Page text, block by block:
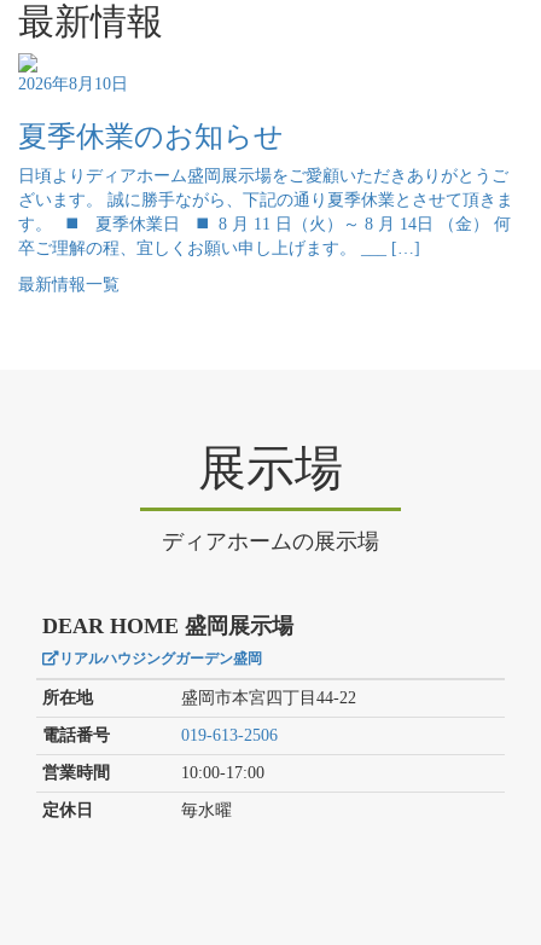
最新情報
2026年8月10日
夏季休業のお知らせ
日頃よりディアホーム盛岡展示場をご愛顧いただきありがとうご
ざいます。 誠に勝手ながら、下記の通り夏季休業とさせて頂きま
す。 ◼️ 夏季休業日 ◼️ 8 月 11 日（火）～ 8 月 14日 （金） 何
卒ご理解の程、宜しくお願い申し上げます。 ___ […]
最新情報一覧
展示場
ディアホームの展示場
DEAR HOME 盛岡展示場
リアルハウジングガーデン盛岡
所在地 盛岡市本宮四丁目44-22
電話番号 019-613-2506
営業時間 10:00-17:00
定休日 毎水曜